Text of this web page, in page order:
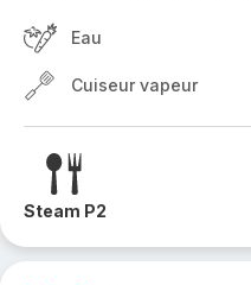
Eau
Cuiseur vapeur
Steam P2